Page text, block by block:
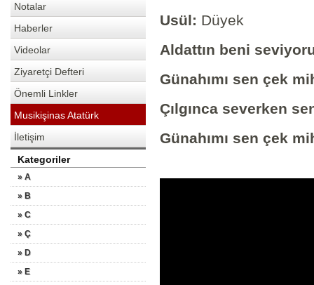
Notalar
Haberler
Videolar
Ziyaretçi Defteri
Önemli Linkler
Musikişinas Atatürk
İletişim
Kategoriler
» A
» B
» C
» Ç
» D
» E
Usül: Düyek
Aldattın beni
Günahımı sen çek
Çılgınca severken
Günahımı sen çek